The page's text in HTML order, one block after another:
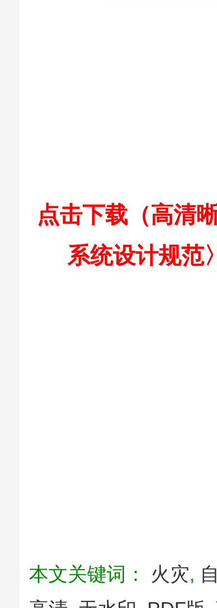
点击下载（高清
系统设计规范
本文关键词： 火灾,